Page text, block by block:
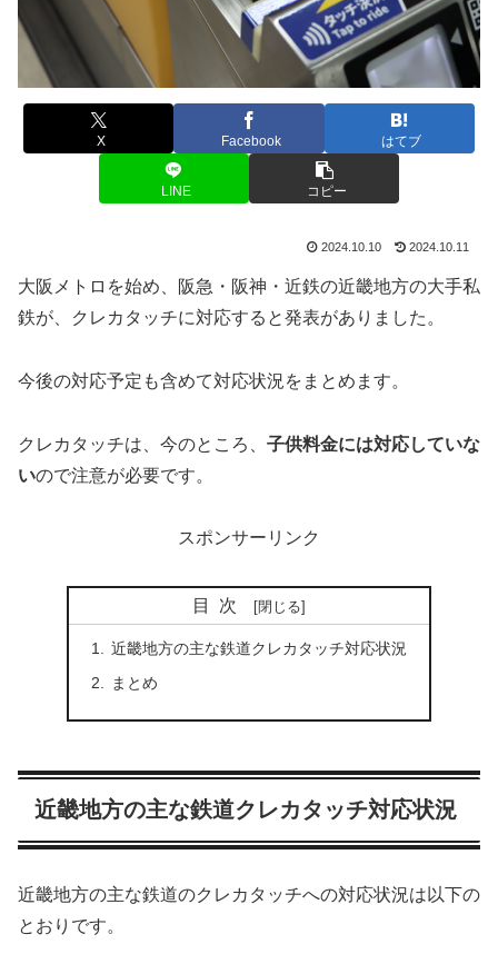
X Facebook はてブ
LINE コピー
2024.10.10 2024.10.11
大阪メトロを始め、阪急・阪神・近鉄の近畿地方の大手私
鉄が、クレカタッチに対応すると発表がありました。
今後の対応予定も含めて対応状況をまとめます。
クレカタッチは、今のところ、 子供料金には対応していな
いので注意が必要です。
スポンサーリンク
目次
近畿地方の主な鉄道クレカタッチ対応状況
まとめ
近畿地方の主な鉄道クレカタッチ対応状況
近畿地方の主な鉄道のクレカタッチへの対応状況は以下の
とおりです。